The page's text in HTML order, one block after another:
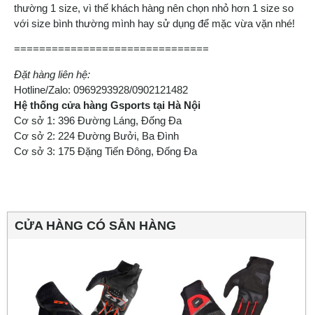
thường 1 size, vì thế khách hàng nên chọn nhỏ hơn 1 size so
với size bình thường mình hay sử dụng để mặc vừa vặn nhé!
===============================
Đặt hàng liên hệ:
Hotline/Zalo: 0969293928/0902121482
Hệ thống cửa hàng Gsports tại Hà Nội
Cơ sở 1: 396 Đường Láng, Đống Đa
Cơ sở 2: 224 Đường Bưởi, Ba Đình
Cơ sở 3: 175 Đặng Tiến Đông, Đống Đa
CỬA HÀNG CÓ SẴN HÀNG